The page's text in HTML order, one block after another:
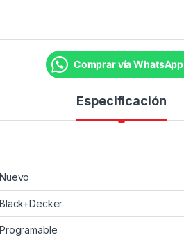
Comprar vía WhatsApp
Especificación
Nuevo
Black+Decker
Programable